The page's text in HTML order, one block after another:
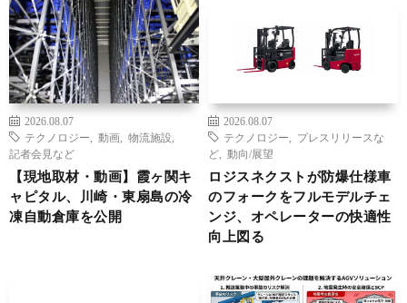
2026.08.07
テクノロジー
動画 物流施設
記者会見など
【現地取材・動画】霞ヶ関キ
ャピタル、川崎・東扇島の冷
凍自動倉庫を公開
2026.08.07
テクノロジー
プレスリリースな
ど
動向/展望
ロジスネクストが防爆仕様車
のフォークをフルモデルチェ
ンジ、オペレーターの快適性
向上図る